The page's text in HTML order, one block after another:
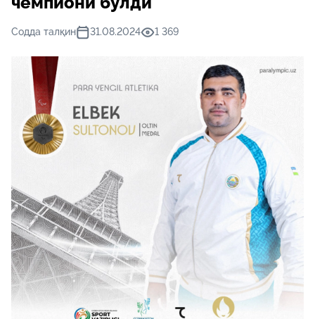
Содда талқин 31.08.2024 1 369